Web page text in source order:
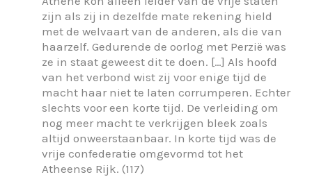
zijn als zij in dezelfde mate rekening hield
met de welvaart van de anderen, als die van
haarzelf. Gedurende de oorlog met Perzië was
ze in staat geweest dit te doen. […] Als hoofd
van het verbond wist zij voor enige tijd de
macht haar niet te laten corrumperen. Echter
slechts voor een korte tijd. De verleiding om
nog meer macht te verkrijgen bleek zoals
altijd onweerstaanbaar. In korte tijd was de
vrije confederatie omgevormd tot het
Atheense Rijk. (117)